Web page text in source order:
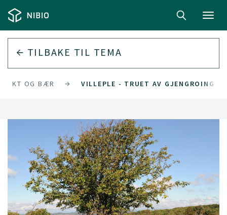
TILBAKE TIL TEMA
OG BÆR VILLEPLE - TRUET AV GJENGROING